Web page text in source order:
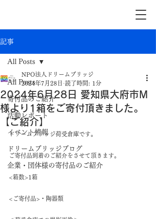
記事
All Posts
寄付品のご紹介
活動レポート
イベント情報
ドリームブリッジブログ
企業・団体様の寄付品のご紹介
All Posts
2024年6月28日 愛知県大府市M
様より1箱をご寄付頂きました。
【ご紹介】
NPO法人ドリームブリッジ
2024年7月28日 読了時間: 1分
ドリームブリッジ荷受倉庫です。
ご寄付品到着のご紹介をさせて頂きます。
<箱数>1箱
<ご寄付品>・陶器類